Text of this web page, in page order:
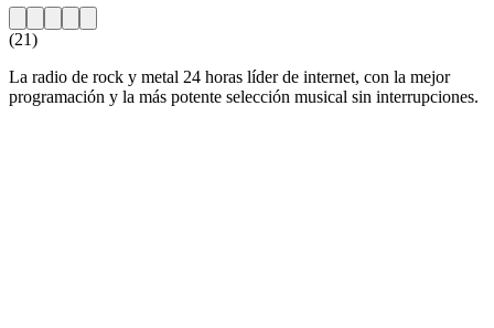
(21)
La radio de rock y metal 24 horas líder de internet, con la mejor
programación y la más potente selección musical sin interrupciones.